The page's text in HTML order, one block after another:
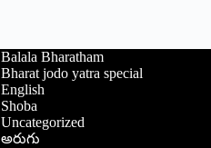
Balala Bharatham
Bharat jodo yatra special
English
Shoba
Uncategorized
అరుగు